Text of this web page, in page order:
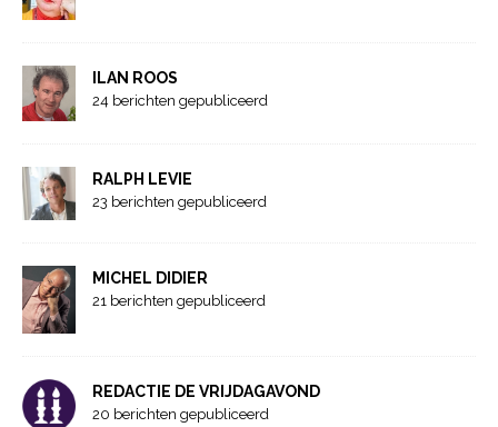
ILAN ROOS
24 berichten gepubliceerd
RALPH LEVIE
23 berichten gepubliceerd
MICHEL DIDIER
21 berichten gepubliceerd
REDACTIE DE VRIJDAGAVOND
20 berichten gepubliceerd